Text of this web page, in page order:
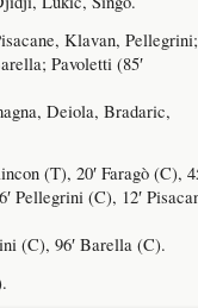
Klavan, Pellegrini;
Pavoletti (85′
Deiola, Bradaric,
(T), 20′ Faragò (C),
Pellegrini (C), 12′
(C), 96′ Barella (C).